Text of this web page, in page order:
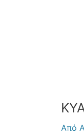
Από